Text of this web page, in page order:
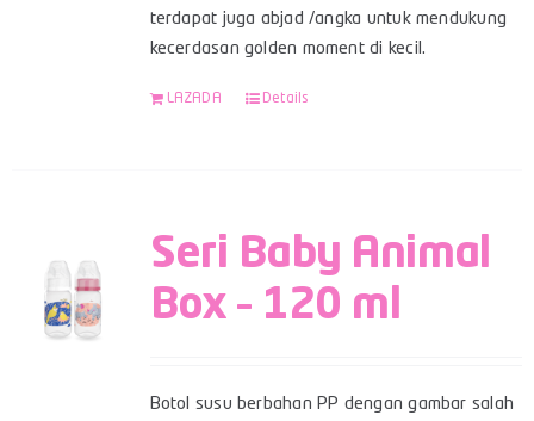
terdapat juga abjad /angka untuk mendukung
kecerdasan golden moment di kecil.
LAZADA Details
Seri Baby Animal
Box – 120 ml
Botol susu berbahan PP dengan gambar salah